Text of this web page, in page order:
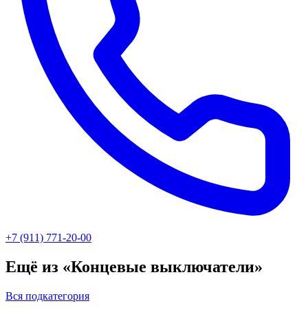
+7 (911) 771-20-00
Ещё из «Концевые выключатели»
Вся подкатегория